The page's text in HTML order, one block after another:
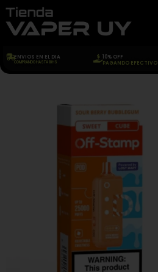
ENVIOS EN EL DIA
COMPRANDO HASTA 18HS
10% OFF
PAGANDO EFECTIVO